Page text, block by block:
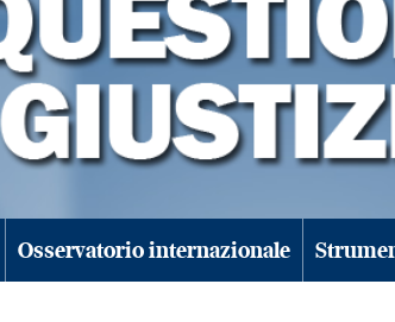
Osservatorio internazionale